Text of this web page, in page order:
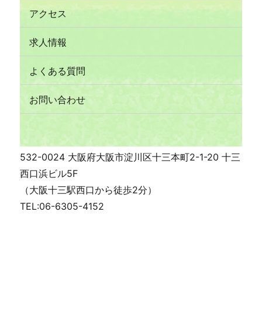
アクセス
求人情報
よくある質問
お問い合わせ
532-0024 大阪府大阪市淀川区十三本町2-1-20 十三
西口浜ビル5F
（大阪十三駅西口から徒歩2分）
TEL:06-6305-4152